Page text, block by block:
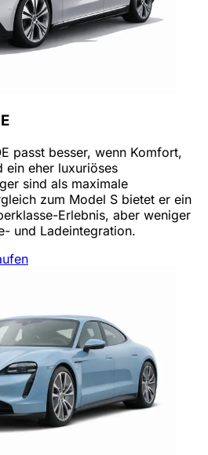
passt besser, wenn Komfort,
ein eher luxuriöses
sind als maximale
zum Model S bietet er ein
Erlebnis, aber weniger
und Ladeintegration.